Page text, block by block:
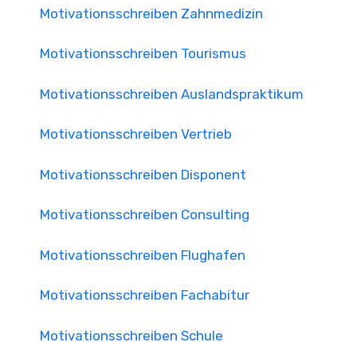
Motivationsschreiben Zahnmedizin
Motivationsschreiben Tourismus
Motivationsschreiben Auslandspraktikum
Motivationsschreiben Vertrieb
Motivationsschreiben Disponent
Motivationsschreiben Consulting
Motivationsschreiben Flughafen
Motivationsschreiben Fachabitur
Motivationsschreiben Schule